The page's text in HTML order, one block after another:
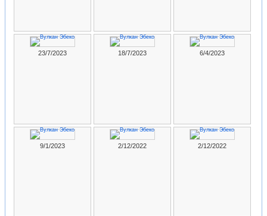
23/7/2023 18/7/2023 6/4/2023
9/1/2023 2/12/2022 2/12/2022